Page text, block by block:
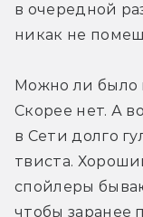
в очередной
никак не
Можно ли было
Скорее нет. А
в Сети долго
твиста.
спойлеры
чтобы заранее